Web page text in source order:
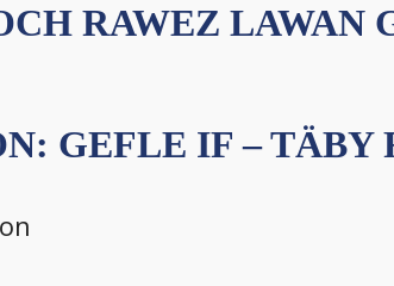
RAWEZ LAWAN
GEFLE IF – TÄBY